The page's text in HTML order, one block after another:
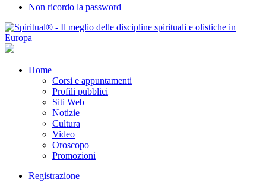
Non ricordo la password
Home
Corsi e appuntamenti
Profili pubblici
Siti Web
Notizie
Cultura
Video
Oroscopo
Promozioni
Registrazione